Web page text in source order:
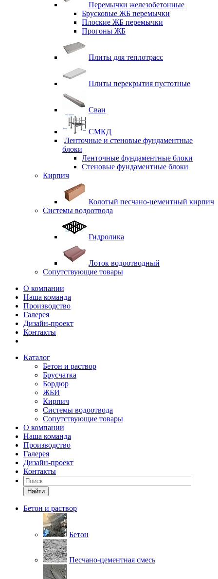
Перемычки железобетонные
Брусковые ЖБ перемычки
Плоские ЖБ перемычки
Прогоны ЖБ
Плиты для теплотрасс
Плиты перекрытия пустотные
Сваи
СМКД
Ленточные и стеновые фундаментные
блоки
Ленточные фундаментные блоки
Стеновые фундаментные блоки
Кирпич
Колотый песчано-цементный кирпич
Системы водоотвода
Гидролика
Лоток водоотводный
Сопутствующие товары
О компании
Наша команда
Производство
Галерея
Дизайн-проект
Контакты
Каталог
Бетон и раствор
Брусчатка
Бордюр
ЖБИ
Кирпич
Системы водоотвода
Сопутствующие товары
О компании
Наша команда
Производство
Галерея
Дизайн-проект
Контакты
Найти
Бетон и раствор
Бетон
Песчано-цементная смесь